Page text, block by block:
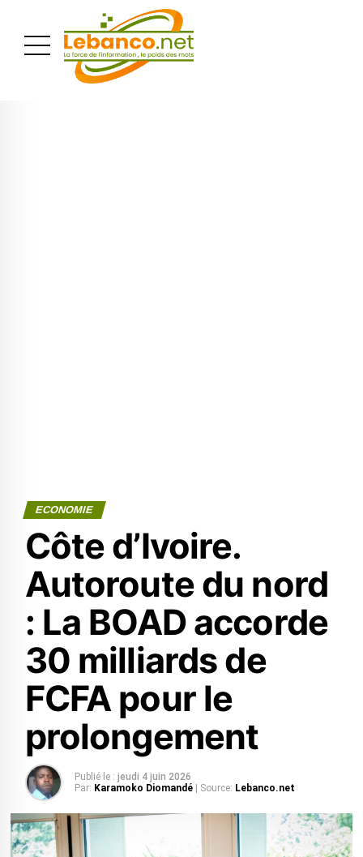
ECONOMIE
Côte d’Ivoire.
Autoroute du nord
: La BOAD accorde
30 milliards de
FCFA pour le
prolongement
Publié le : jeudi 4 juin 2026
Par: Karamoko Diomandé | Source: Lebanco.net